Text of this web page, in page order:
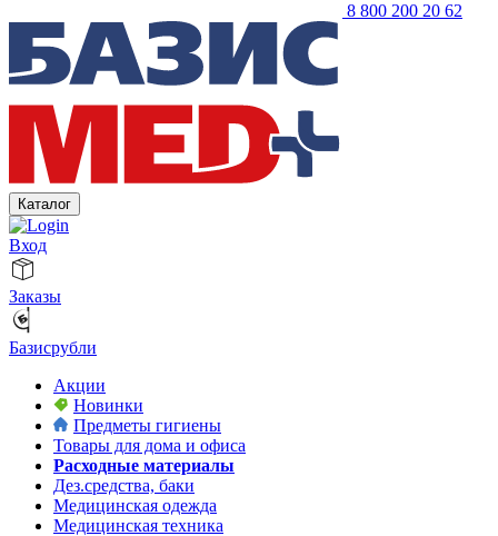
8 800 200 20 62
Каталог
Вход
Заказы
Базисрубли
Акции
Новинки
Предметы гигиены
Товары для дома и офиса
Расходные материалы
Дез.средства, баки
Медицинская одежда
Медицинская техника